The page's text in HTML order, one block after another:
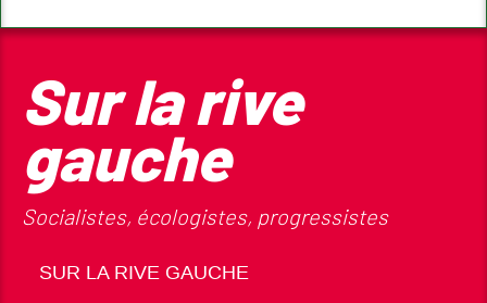
Sur la rive
gauche
Socialistes, écologistes, progressistes
SUR LA RIVE GAUCHE